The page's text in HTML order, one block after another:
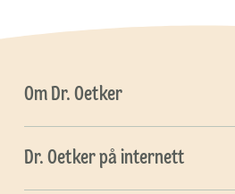
Om Dr. Oetker
Dr. Oetker på internett